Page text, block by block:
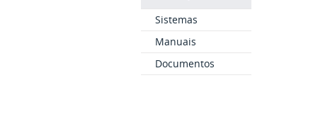
Sistemas
Manuais
Documentos